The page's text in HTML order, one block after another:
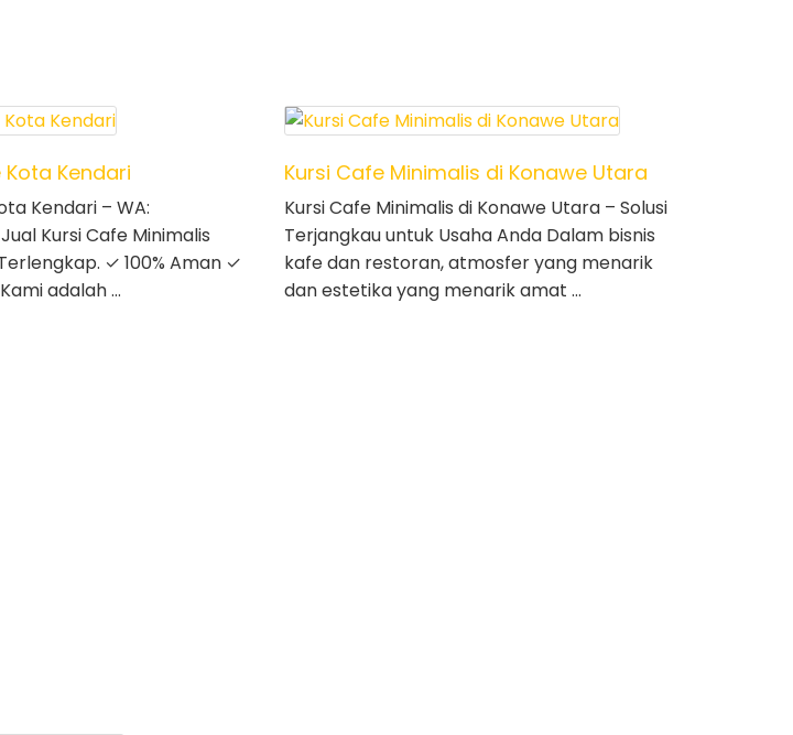
Kendari
Kendari – WA:
Kursi Cafe Minimalis
✓ 100% Aman ✓
adalah …
Kursi Cafe Minimalis di Konawe Utara
Kursi Cafe Minimalis di Konawe Utara – Solusi
Terjangkau untuk Usaha Anda Dalam bisnis
kafe dan restoran, atmosfer yang menarik
dan estetika yang menarik amat …